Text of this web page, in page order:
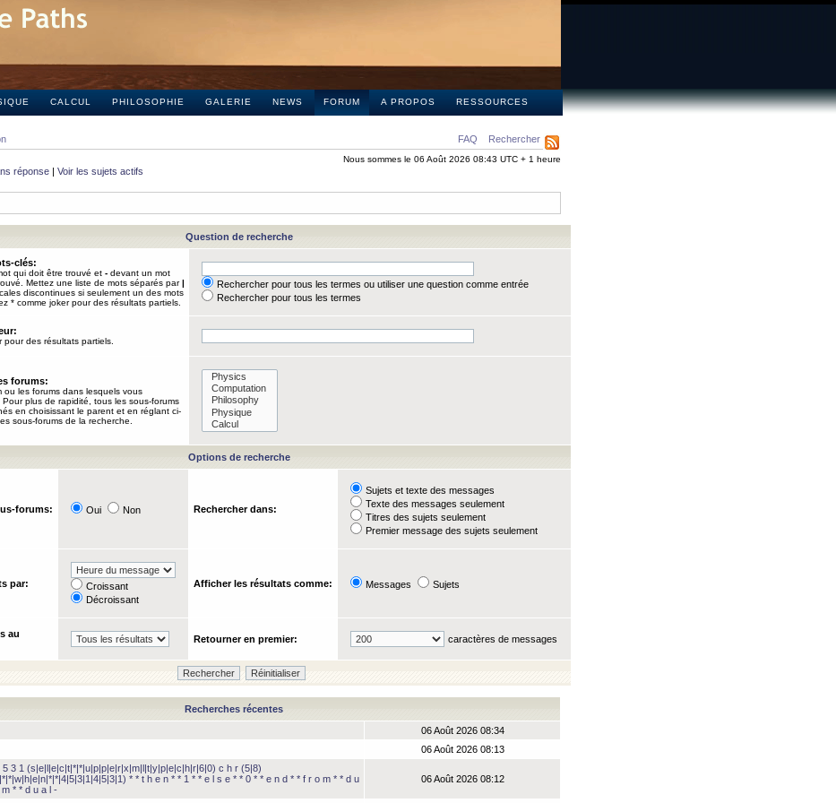
CALCUL PHILOSOPHIE GALERIE NEWS FORUM A PROPOS RESSOURCES
FAQ Rechercher
Nous sommes le 06 Août 2026 08:43 UTC + 1 heure
réponse | Voir les sujets actifs
Question de recherche
clés:
qui doit être trouvé et - devant un mot
Mettez une liste de mots séparés par|
discontinues si seulement un des mots
* comme joker pour des résultats partiels.
Rechercher pour tous les termes ou utiliser une question comme entrée
Rechercher pour tous les termes
pour des résultats partiels.
forums:
ou les forums dans lesquels vous
plus de rapidité, tous les sous-forums
en choisissant le parent et en réglant ci-
sous-forums de la recherche.
Options de recherche
forums: Oui Non Rechercher dans:
Sujets et texte des messages
Texte des messages seulement
Titres des sujets seulement
Premier message des sujets seulement
par:
Croissant
Décroissant
Afficher les résultats comme: Messages Sujets
au
Retourner en premier: caractères de messages
Recherches récentes
06 Août 2026 08:34
06 Août 2026 08:13
5 3 1 (s|e|l|e|c|t|*|*|u|p|p|e|r|x|m|l|t|y|p|e|c|h|r|6|0) c h r (5|8)
* * t h e n * * 1 * * e l s e * * 0 * * e n d * * f r o m * * d u
* * d u a l -
06 Août 2026 08:12